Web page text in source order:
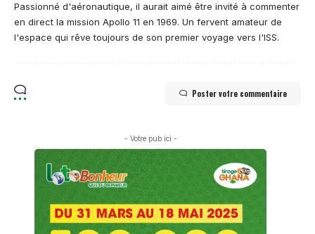
Passionné d'aéronautique, il aurait aimé être invité à commenter
en direct la mission Apollo 11 en 1969. Un fervent amateur de
l'espace qui rêve toujours de son premier voyage vers l'ISS.
Poster votre commentaire
- Votre pub ici -